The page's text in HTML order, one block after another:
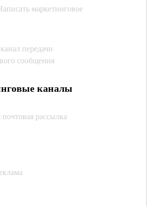
маркетинговое
передачи
сообщения
каналы
почтовая рассылка